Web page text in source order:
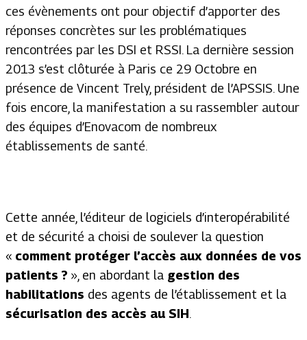
ces évènements ont pour objectif d’apporter des
réponses concrètes sur les problématiques
rencontrées par les DSI et RSSI. La dernière session
2013 s’est clôturée à Paris ce 29 Octobre en
présence de Vincent Trely, président de l’APSSIS. Une
fois encore, la manifestation a su rassembler autour
des équipes d’Enovacom de nombreux
établissements de santé.
Cette année, l’éditeur de logiciels d’interopérabilité
et de sécurité a choisi de soulever la question
« comment protéger l’accès aux données de vos
patients ? », en abordant la gestion des
habilitations des agents de l’établissement et la
sécurisation des accès au SIH.